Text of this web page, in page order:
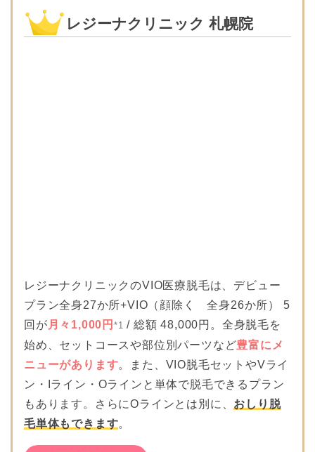
レジーナクリニック 札幌院
レジーナクリニックのVIO医療脱毛は、デビュー
プラン全身27か所+VIO（顔除く 全身26か所） 5
回が 月々1,000円*1 / 総額 48,000円。全身脱毛を
始め、セットコースや部位別パーツなど豊富にメ
ニューがあります。また、VIO脱毛セットやVライ
ン・Iライン・Oラインと単体で脱毛できるプラン
もあります。さらにOラインとは別に、 おしり脱
毛単体もできます。